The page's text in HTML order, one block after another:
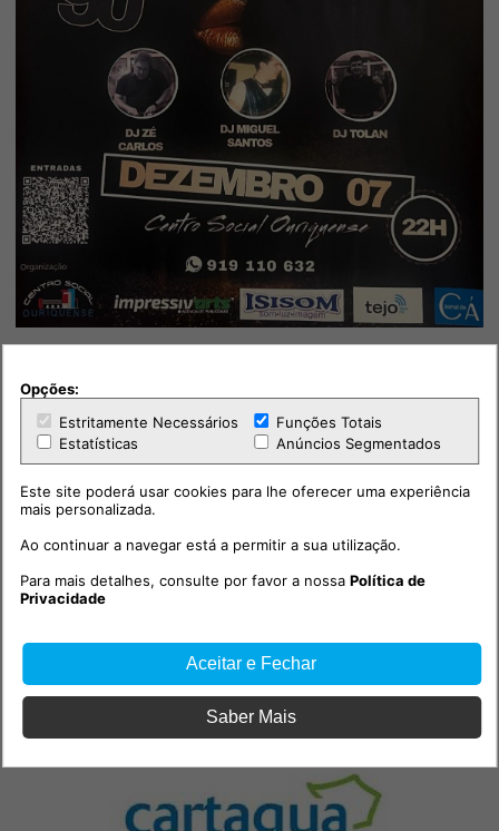
PUB
Opções:
Estritamente Necessários
Funções Totais
Estatísticas
Anúncios Segmentados
Este site poderá usar cookies para lhe oferecer uma experiência
mais personalizada.
Ao continuar a navegar está a permitir a sua utilização.
Para mais detalhes, consulte por favor a nossaPolítica de
Privacidade
Aceitar e Fechar
Saber Mais